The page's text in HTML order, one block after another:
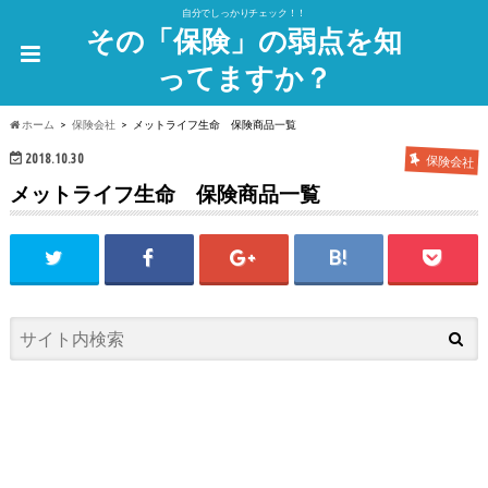
自分でしっかりチェック！！
その「保険」の弱点を知
ってますか？
ホーム 保険会社 メットライフ生命 保険商品一覧
2018.10.30 保険会社
メットライフ生命 保険商品一覧